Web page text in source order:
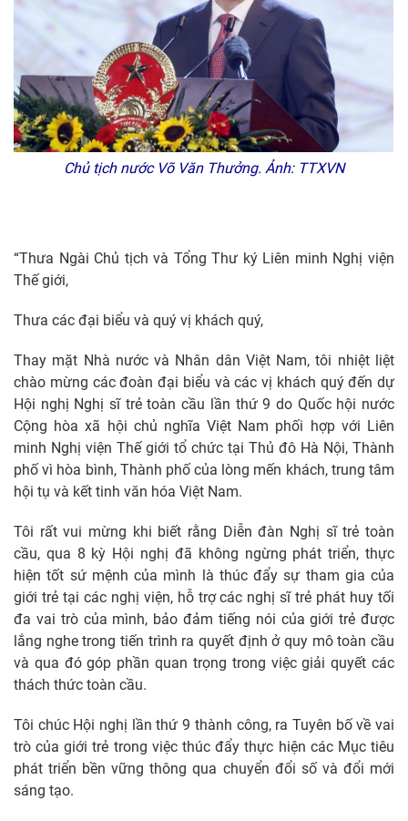
Chủ tịch nước Võ Văn Thưởng. Ảnh: TTXVN
“Thưa Ngài Chủ tịch và Tổng Thư ký Liên minh Nghị viện
Thế giới,
Thưa các đại biểu và quý vị khách quý,
Thay mặt Nhà nước và Nhân dân Việt Nam, tôi nhiệt liệt
chào mừng các đoàn đại biểu và các vị khách quý đến dự
Hội nghị Nghị sĩ trẻ toàn cầu lần thứ 9 do Quốc hội nước
Cộng hòa xã hội chủ nghĩa Việt Nam phối hợp với Liên
minh Nghị viện Thế giới tổ chức tại Thủ đô Hà Nội, Thành
phố vì hòa bình, Thành phố của lòng mến khách, trung tâm
hội tụ và kết tinh văn hóa Việt Nam.
Tôi rất vui mừng khi biết rằng Diễn đàn Nghị sĩ trẻ toàn
cầu, qua 8 kỳ Hội nghị đã không ngừng phát triển, thực
hiện tốt sứ mệnh của mình là thúc đẩy sự tham gia của
giới trẻ tại các nghị viện, hỗ trợ các nghị sĩ trẻ phát huy tối
đa vai trò của mình, bảo đảm tiếng nói của giới trẻ được
lắng nghe trong tiến trình ra quyết định ở quy mô toàn cầu
và qua đó góp phần quan trọng trong việc giải quyết các
thách thức toàn cầu.
Tôi chúc Hội nghị lần thứ 9 thành công, ra Tuyên bố về vai
trò của giới trẻ trong việc thúc đẩy thực hiện các Mục tiêu
phát triển bền vững thông qua chuyển đổi số và đổi mới
sáng tạo.